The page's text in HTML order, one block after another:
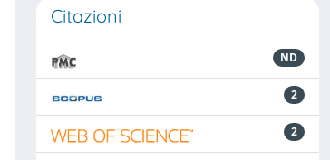
Citazioni
ND
2
2